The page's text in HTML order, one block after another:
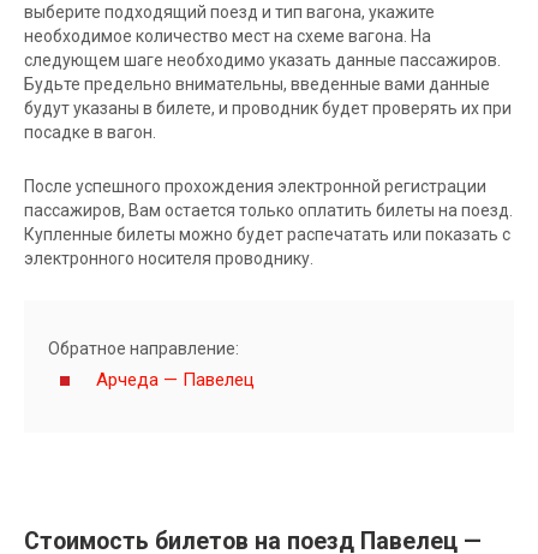
выберите подходящий поезд и тип вагона, укажите
необходимое количество мест на схеме вагона. На
следующем шаге необходимо указать данные пассажиров.
Будьте предельно внимательны, введенные вами данные
будут указаны в билете, и проводник будет проверять их при
посадке в вагон.
После успешного прохождения электронной регистрации
пассажиров, Вам остается только оплатить билеты на поезд.
Купленные билеты можно будет распечатать или показать с
электронного носителя проводнику.
Обратное направление:
Арчеда — Павелец
Стоимость билетов на поезд Павелец —